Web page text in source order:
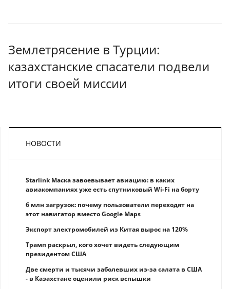
Землетрясение в Турции:
казахстанские спасатели подвели
итоги своей миссии
НОВОСТИ
Starlink Маска завоевывает авиацию: в каких
авиакомпаниях уже есть спутниковый Wi-Fi на борту
6 млн загрузок: почему пользователи переходят на
этот навигатор вместо Google Maps
Экспорт электромобилей из Китая вырос на 120%
Трамп раскрыл, кого хочет видеть следующим
президентом США
Две смерти и тысячи заболевших из-за салата в США
- в Казахстане оценили риск вспышки